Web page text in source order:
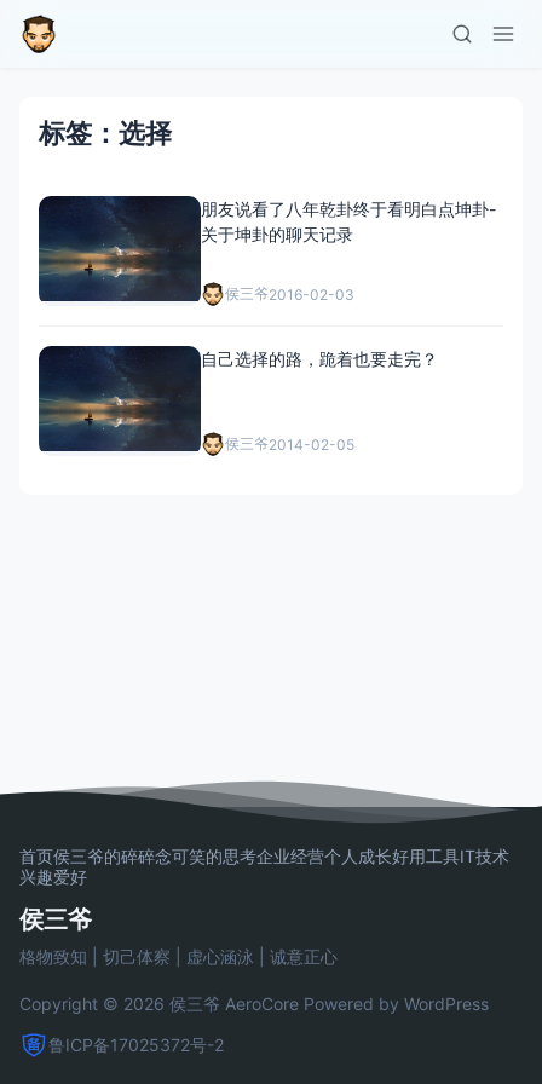
标签：选择
朋友说看了八年乾卦终于看明白点坤卦-
关于坤卦的聊天记录
侯三爷2016-02-03
自己选择的路，跪着也要走完？
侯三爷2014-02-05
首页侯三爷的碎碎念可笑的思考企业经营个人成长好用工具IT技术
兴趣爱好
侯三爷
格物致知 | 切己体察 | 虚心涵泳 | 诚意正心
Copyright © 2026 侯三爷 AeroCore Powered by WordPress
鲁ICP备17025372号-2